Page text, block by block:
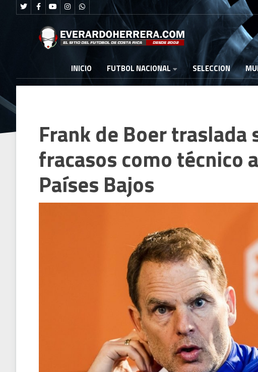
INICIO FUTBOL NACIONAL SELECCION
Frank de Boer traslada
fracasos como técnico
Países Bajos